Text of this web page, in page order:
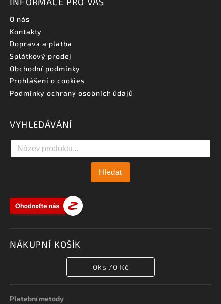
O nás
Kontakty
Doprava a platba
Splátkový prodej
Obchodní podmínky
Prohlášení o cookies
Podmínky ochrany osobních údajů
VYHLEDÁVÁNÍ
Hledat
NÁKUPNÍ KOŠÍK
0ks /0 Kč
Platební metody